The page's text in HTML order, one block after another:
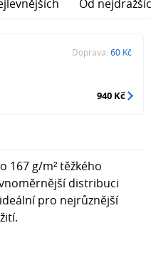
Od
Doprava: 60 Kč
940 Kč
167 g/m² těžkého
distribuci
pro nejrůznější